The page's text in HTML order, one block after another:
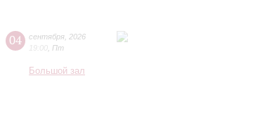
04 сентября 2026
19:00 Пт
Большой зал